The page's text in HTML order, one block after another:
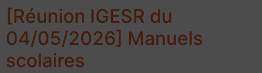
[Réunion IGESR du
04/05/2026] Manuels
scolaires